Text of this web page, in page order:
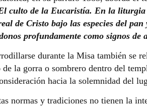
culto de la Eucaristía. En la liturgia
de Cristo bajo las especies del
profundamente como signos de
durante la Misa también se
la gorra o sombrero dentro del
hacia la solemnidad del
normas y tradiciones no tienen la